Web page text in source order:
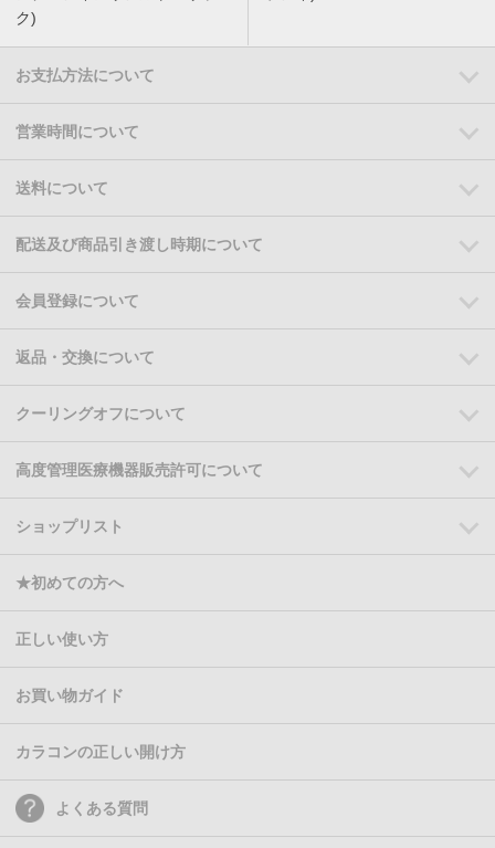
ク)
お支払方法について
営業時間について
送料について
配送及び商品引き渡し時期について
会員登録について
返品・交換について
クーリングオフについて
高度管理医療機器販売許可について
ショップリスト
★初めての方へ
正しい使い方
お買い物ガイド
カラコンの正しい開け方
よくある質問